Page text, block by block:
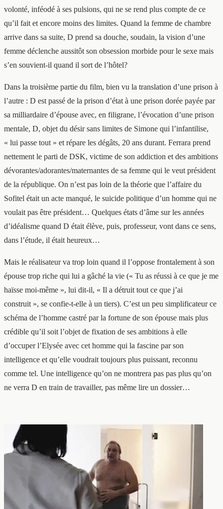
volonté, inféodé à ses pulsions, qui ne se rend plus compte de ce
qu’il fait et encore moins des limites. Quand la femme de chambre
arrive dans sa suite, D prend sa douche, soudain, la vision d’une
femme déclenche aussitôt son obsession morbide pour le sexe mais
s’en souvient-il quand il sort de l’hôtel?
Dans la troisième partie du film, bien vu la translation d’une prison à
l’autre : D est passé de la prison d’état à une prison dorée payée par
sa milliardaire d’épouse avec, en filigrane, l’évocation d’une prison
mentale, D, objet du désir sans limites de Simone qui l’infantilise,
« lui passe tout » et répare les dégâts, 20 ans durant. Ferrara prend
nettement le parti de DSK, victime de son addiction et des ambitions
dévorantes/adorantes/maternantes de sa femme qui le veut président
de la république. On n’est pas loin de la théorie que l’affaire du
Sofitel était un acte manqué, le suicide politique d’un homme qui ne
voulait pas être président… Quelques états d’âme sur les années
d’idéalisme quand D était élève, puis, professeur, vont dans ce sens,
dans l’étude, il était heureux…
Mais le réalisateur va trop loin quand il l’oppose frontalement à son
épouse trop riche qui lui a gâché la vie (« Tu as réussi à ce que je me
haïsse moi-même », lui dit-il, « Il a détruit tout ce que j’ai
construit », se confie-t-elle à un tiers). C’est un peu simplificateur ce
schéma de l’homme castré par la fortune de son épouse mais plus
crédible qu’il soit l’objet de fixation de ses ambitions à elle
d’occuper l’Elysée avec cet homme qui la fascine par son
intelligence et qu’elle voudrait toujours plus puissant, reconnu
comme tel. Une intelligence qu’on ne montrera pas pas plus qu’on
ne verra D en train de travailler, pas même lire un dossier…